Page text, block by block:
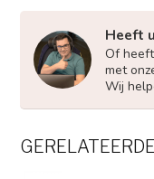
Heeft
Of
met
Wij